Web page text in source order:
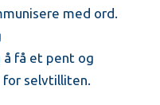
med ord.
å få et pent og
selvtilliten.